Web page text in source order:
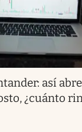
así
¿cuánto